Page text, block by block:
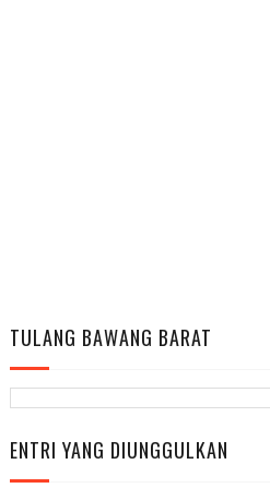
TULANG BAWANG BARAT
ENTRI YANG DIUNGGULKAN